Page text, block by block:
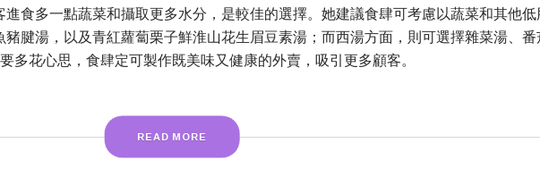
食多一點蔬菜和攝取更多水分，是較佳的選擇。她建議食肆可考慮以蔬菜和其他
腱湯，以及青紅蘿蔔栗子鮮淮山花生眉豆素湯；而西湯方面，則可選擇雜菜湯、
多花心思，食肆定可製作既美味又健康的外賣，吸引更多顧客。
READ MORE